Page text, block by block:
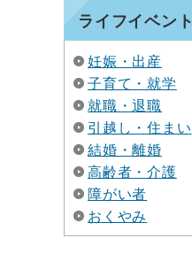
ライフイベント
妊娠・出産
子育て・就学
就職・退職
引越し・住まい
結婚・離婚
高齢者・介護
障がい者
おくやみ